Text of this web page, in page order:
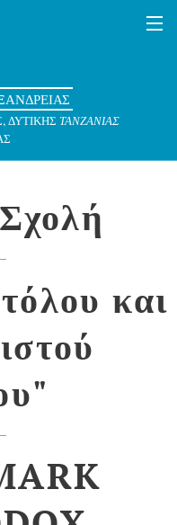
ΔΥΤΙΚΗΣ ΤΑΝΖΑΝΙΑΣ
και